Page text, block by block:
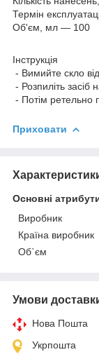
Термін
Об'єм, мл — 100
Інструкція
- Вимийте скло
- Розпиліть засіб
- Потім ретельно
Приховати
Основні
Виробник
Країна виробник
Об`єм
Умови
Нова Пошта
Укрпошта